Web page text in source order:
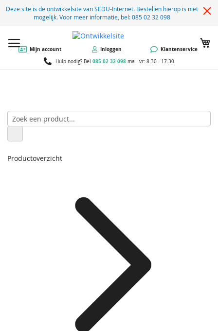
Deze site is de ontwikkelsite van SEDU-Internet. Bestellen hierop is niet
mogelijk. Voor meer informatie, bel: 085 02 32 098
Mijn account Inloggen Klantenservice
Hulp nodig? Bel 085 02 32 098 ma - vr: 8.30 - 17.30
Productoverzicht